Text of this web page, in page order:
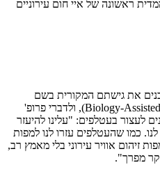
ראשונה של איי חום עירוניים
את גישתם המקורית בשם
"דגימה בסיוע ביולוגיה" (Biology-Assisted Sampling), ולדברי פרופ'
לעצור בעטלפים: "עלינו להיעזר
כמו שהעטלפים עזרו לנו למפות
זיהום אוויר עירוני בלי מאמץ רב,
מפרך".